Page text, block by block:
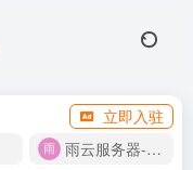
立即入驻
雨云服务器-新人首月 5 折